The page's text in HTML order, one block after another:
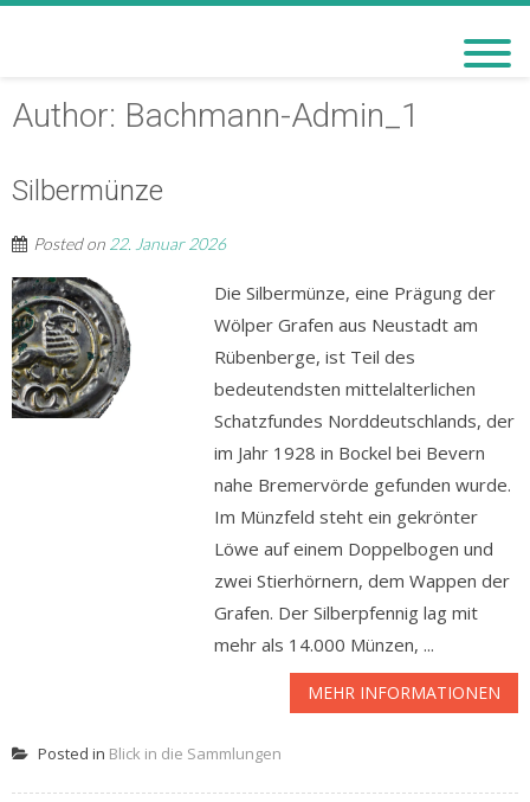
BREMERVÖRDE
Author: Bachmann-Admin_1
Silbermünze
Posted on 22. Januar 2026
Die Silbermünze, eine Prägung der
Wölper Grafen aus Neustadt am
Rübenberge, ist Teil des
bedeutendsten mittelalterlichen
Schatzfundes Norddeutschlands, der
im Jahr 1928 in Bockel bei Bevern
nahe Bremervörde gefunden wurde.
Im Münzfeld steht ein gekrönter
Löwe auf einem Doppelbogen und
zwei Stierhörnern, dem Wappen der
Grafen. Der Silberpfennig lag mit
mehr als 14.000 Münzen, ...
MEHR INFORMATIONEN
Posted in Blick in die Sammlungen